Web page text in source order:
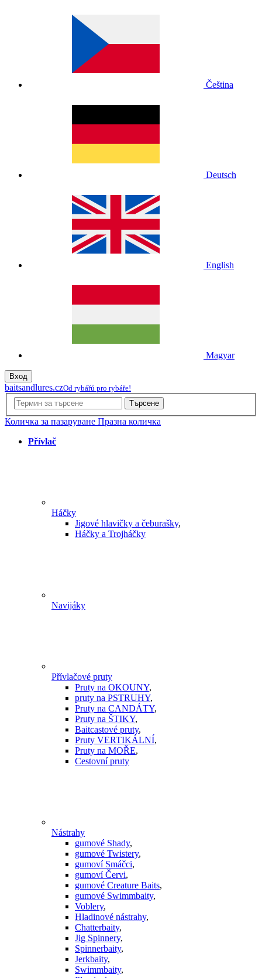
Čeština
Deutsch
English
Magyar
Вход
baitsandlures.czOd rybářů pro rybáře!
Търсене
Количка за пазаруване Празна количка
Přívlač
Háčky
Jigové hlavičky a čeburašky,
Háčky a Trojháčky
Navijáky
Přívlačové pruty
Pruty na OKOUNY,
pruty na PSTRUHY,
Pruty na CANDÁTY,
Pruty na ŠTIKY,
Baitcastové pruty,
Pruty VERTIKÁLNÍ,
Pruty na MOŘE,
Cestovní pruty
Nástrahy
gumové Shady,
gumové Twistery,
gumoví Smáčci,
gumoví Červi,
gumové Creature Baits,
gumové Swimmbaity,
Voblery,
Hladinové nástrahy,
Chatterbaity,
Jig Spinnery,
Spinnerbaity,
Jerkbaity,
Swimmbaity,